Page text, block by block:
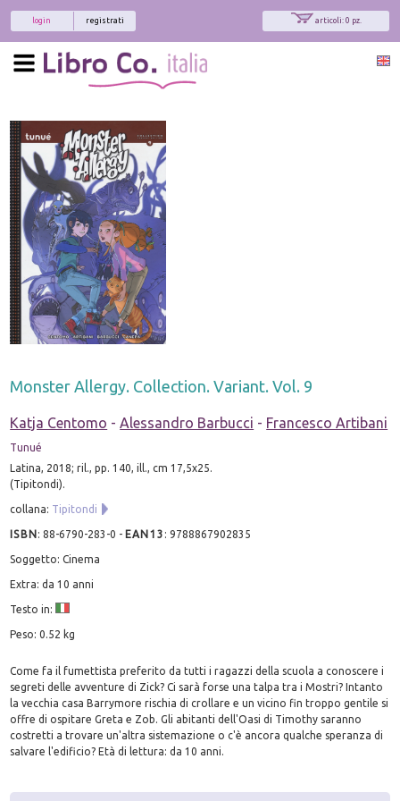
articoli: 0 pz.
registrati
login
Monster Allergy. Collection. Variant. Vol. 9
Katja Centomo -Alessandro Barbucci - Francesco Artibani
Tunué
Latina, 2018; ril., pp. 140, ill., cm 17,5x25.
(Tipitondi).
collana: Tipitondi
ISBN:88-6790-283-0 - EAN13 :9788867902835
Soggetto: Cinema
Extra: da 10 anni
Testo in:
Peso: 0.52 kg
Come fa il fumettista preferito da tutti i ragazzi della scuola a conoscere i
segreti delle avventure di Zick? Ci sarà forse una talpa tra i Mostri? Intanto
la vecchia casa Barrymore rischia di crollare e un vicino fin troppo gentile si
offre di ospitare Greta e Zob. Gli abitanti dell'Oasi di Timothy saranno
costretti a trovare un'altra sistemazione o c'è ancora qualche speranza di
salvare l'edificio? Età di lettura: da 10 anni.